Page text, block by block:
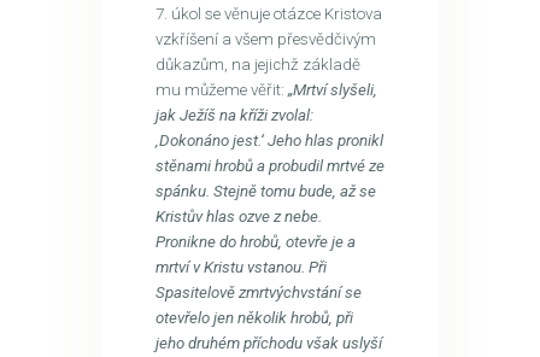
7. úkol se věnuje otázce Kristova
vzkříšení a všem přesvědčivým
důkazům, na jejichž základě
mu můžeme věřit: „Mrtví slyšeli,
jak Ježíš na kříži zvolal:
‚Dokonáno jest.‘ Jeho hlas pronikl
stěnami hrobů a probudil mrtvé ze
spánku. Stejně tomu bude, až se
Kristův hlas ozve z nebe.
Pronikne do hrobů, otevře je a
mrtví v Kristu vstanou. Při
Spasitelově zmrtvýchvstání se
otevřelo jen několik hrobů, při
jeho druhém příchodu však uslyší